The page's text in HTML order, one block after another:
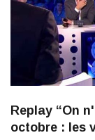
Replay “On
octobre : les